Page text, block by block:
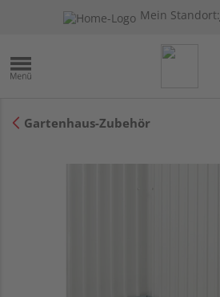
Mein Standort:
Gartenhaus-Zubehör